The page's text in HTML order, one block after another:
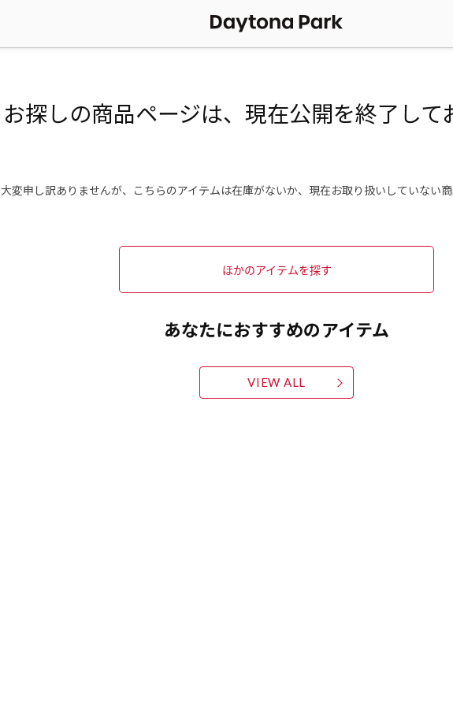
お探しの商品ページは、現在公開を終了して
大変申し訳ありませんが、こちらのアイテムは在庫がないか、現在お取り扱いしていない商
ほかのアイテムを探す
あなたにおすすめのアイテム
VIEW ALL